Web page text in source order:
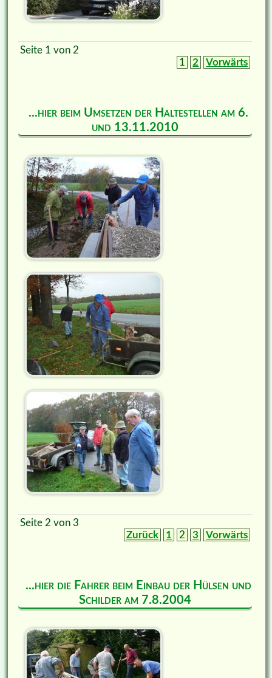
Seite 1 von 2
1
2 Vorwärts
...hier beim Umsetzen der Haltestellen am 6.
und 13.11.2010
Seite 2 von 3
Zurück
1 2 3 Vorwärts
...hier die Fahrer beim Einbau der Hülsen und
Schilder am 7.8.2004